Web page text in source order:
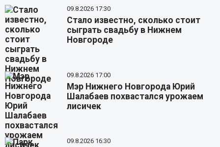
09.8.2026 17:30
Стало известно, сколько стоит
сыграть свадьбу в Нижнем
Новгороде
09.8.2026 17:00
Мэр Нижнего Новгорода Юрий
Шалабаев похвастался урожаем
лисичек
09.8.2026 16:30